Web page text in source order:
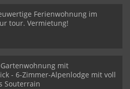
Ferienwohnung im
tour. Vermietung!
mit
- 6-Zimmer-Alpenlodge mit voll
Souterrain